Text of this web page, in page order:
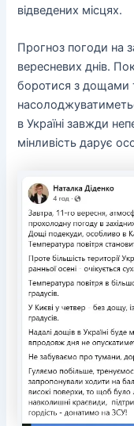
відведених місцях.
Прогноз погоди на
вересневих днів.
боротися з дощами
в Україні завжди
мінливість дарує